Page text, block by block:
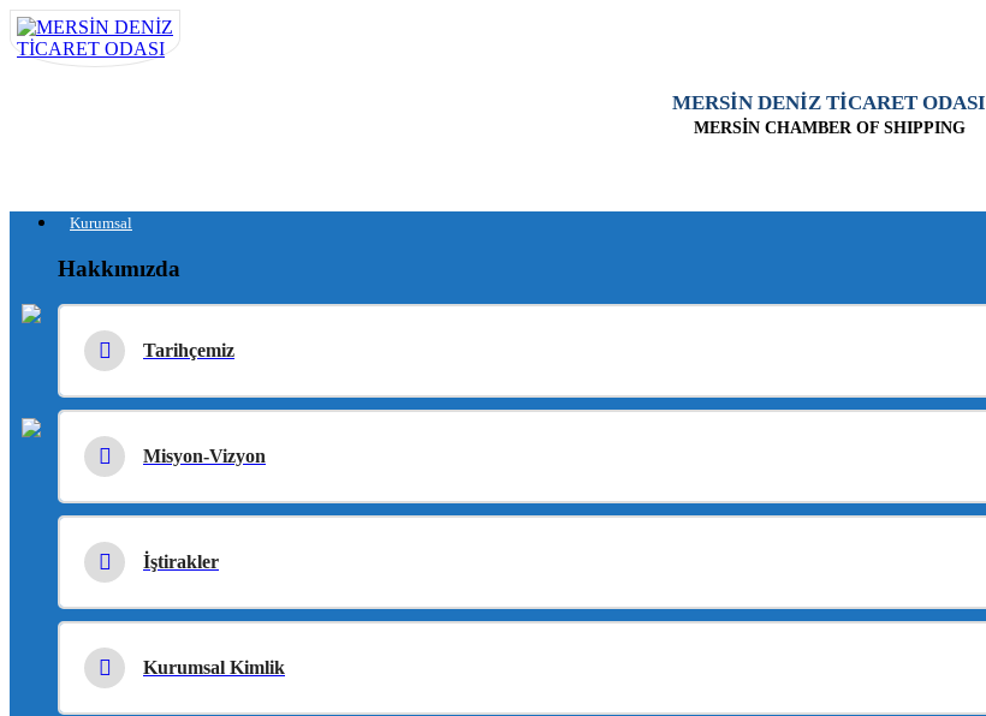
MERSİN DENİZ TİCARET ODASI
MERSİN CHAMBER OF SHIPPING
Kurumsal
Hakkımızda
Tarihçemiz
Misyon-Vizyon
İştirakler
Kurumsal Kimlik